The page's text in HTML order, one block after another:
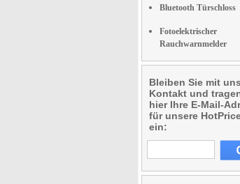
Bluetooth Türschloss
Fotoelektrischer
Rauchwarnmelder
Bleiben Sie mit
Kontakt und
hier Ihre E-Mail-
für unsere
ein: